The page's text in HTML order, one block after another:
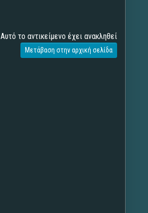
Αυτό το αντικείμενο έχει ανακληθεί
Μετάβαση στην αρχική σελίδα